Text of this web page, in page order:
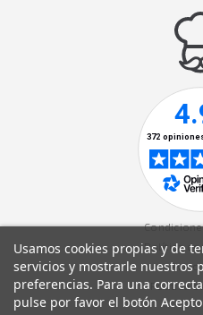
Política de
Aviso
Política
Usamos cookies propias y de
servicios y mostrarle nuestros
preferencias. Para una
pulse por favor el botón